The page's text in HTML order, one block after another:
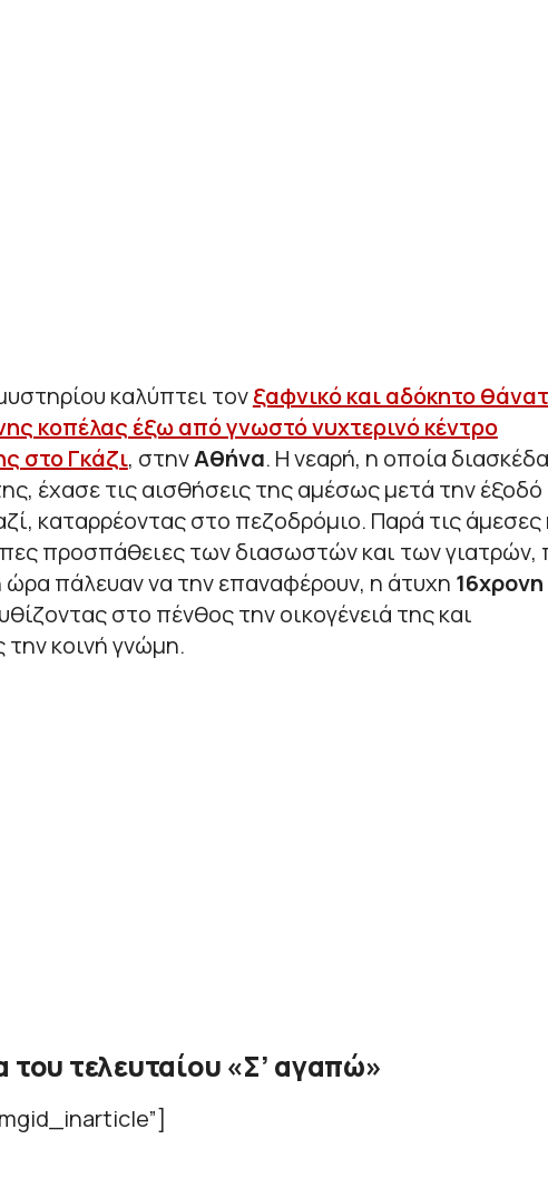
καλύπτει τονξαφνικό και αδόκητο
κοπέλας έξω από γνωστό νυχτερινό κέντρο
στο Γκάζι, στηνΑθήνα. Η νεαρή, η οποία
έχασε τις αισθήσεις της αμέσως μετά την
καταρρέοντας στο πεζοδρόμιο. Παρά τις άμεσες
προσπάθειες των διασωστών και των γιατρών,
ώρα πάλευαν να την επαναφέρουν, η άτυχη 16χρονη
στο πένθος την οικογένειά της και
κοινή γνώμη.
του τελευταίου «Σ’ αγαπώ»